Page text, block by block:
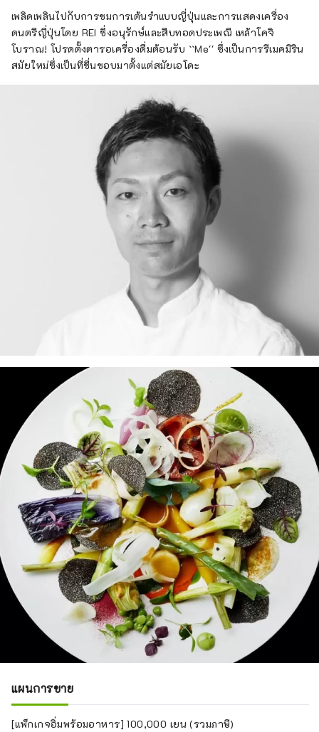
เพลิดเพลินไปกับการชมการเต้นรำแบบญี่ปุ่นและการแสดงเครื่อง
ดนตรีญี่ปุ่นโดย REI ซึ่งอนุรักษ์และสืบทอดประเพณี เหล้าโคจิ
โบราณ! โปรดตั้งตารอเครื่องดื่มต้อนรับ ``Me'' ซึ่งเป็นการรีเมคมิริน
สมัยใหม่ซึ่งเป็นที่ชื่นชอบมาตั้งแต่สมัยเอโดะ
แผนการขาย
[แพ็กเกจอิ่มพร้อมอาหาร] 100,000 เยน (รวมภาษี)